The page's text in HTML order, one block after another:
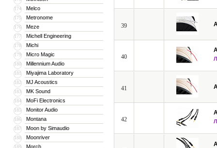
174 Melco
175 Metronome
176 Meze
177 Michell Engineering
178 Michi
179 Micro Magic
180 Millennium Audio
181 Miyajima Laboratory
182 MJ Acoustics
183 MK Sound
184 MoFi Electronics
185 Monitor Audio
186 Montana
187 Moon by Simaudio
188 Moonriver
189 Morch
39
40
41
42